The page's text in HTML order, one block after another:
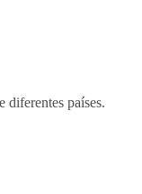
diferentes países.